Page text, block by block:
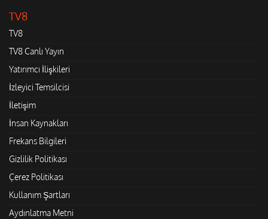
TV8
TV8
TV8 Canlı Yayın
Yatırımcı İlişkileri
İzleyici Temsilcisi
İletişim
İnsan Kaynakları
Frekans Bilgileri
Gizlilik Politikası
Çerez Politikası
Kullanım Şartları
Aydınlatma Metni